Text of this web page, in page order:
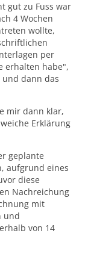
gut zu Fuss war
4 Wochen
wollte,
per
erhalten habe",
dann das
mir dann klar,
Erklärung
geplante
aufgrund eines
diese
Nachreichung
mit
und
von 14